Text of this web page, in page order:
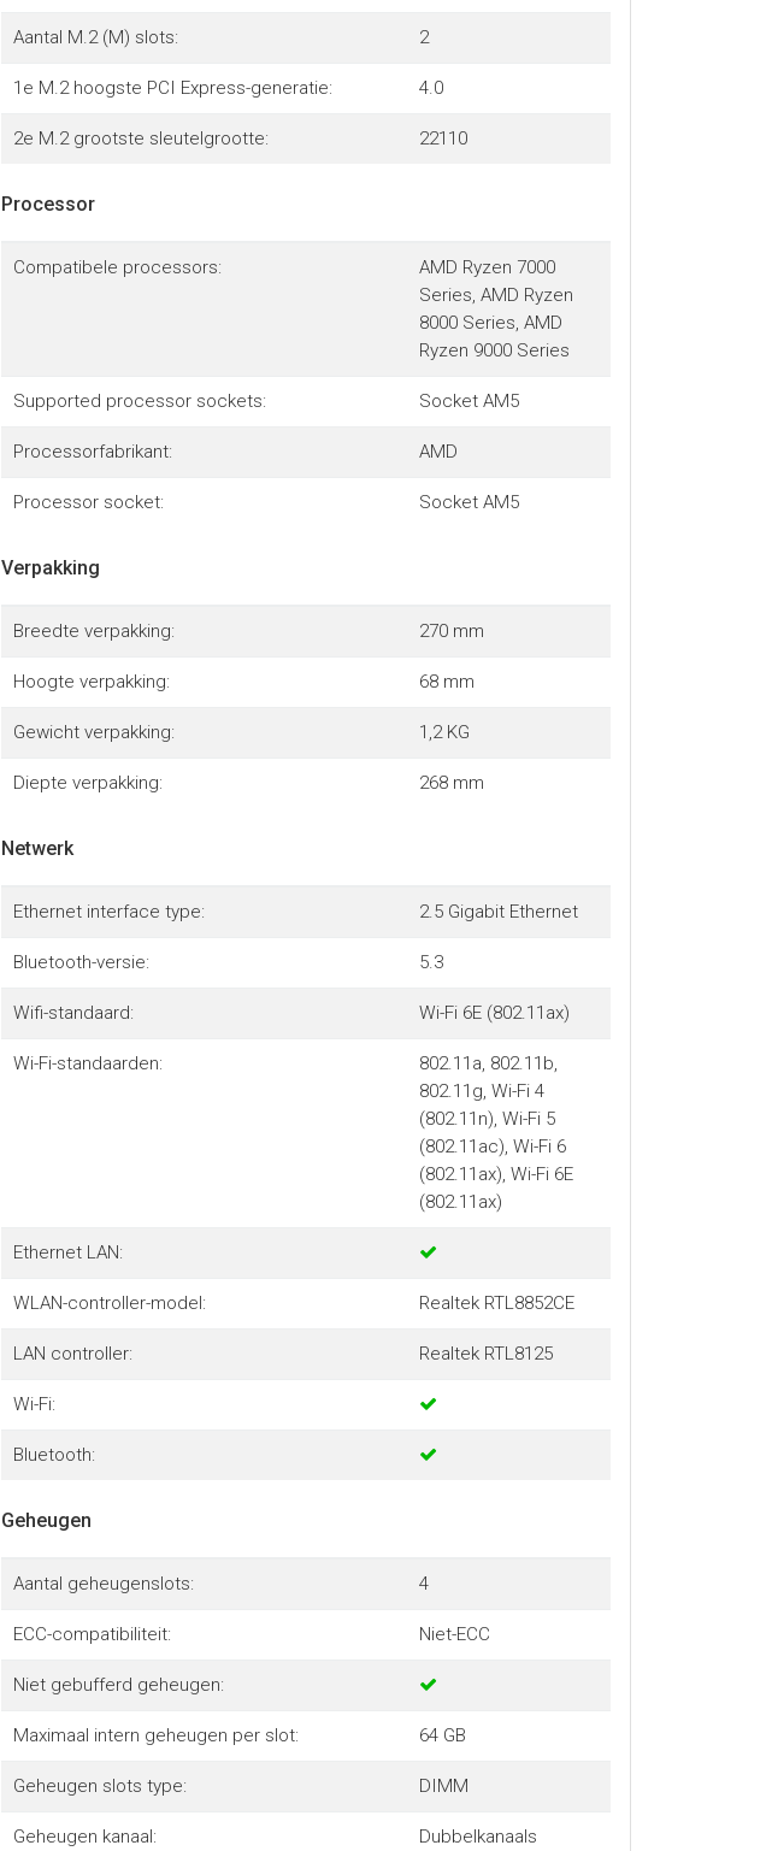
Aantal M.2 (M) slots: 2
1e M.2 hoogste PCI Express-generatie: 4.0
2e M.2 grootste sleutelgrootte: 22110
Processor
Compatibele processors:
AMD Ryzen 7000
Series, AMD Ryzen
8000 Series, AMD
Ryzen 9000 Series
Supported processor sockets: Socket AM5
Processorfabrikant: AMD
Processor socket: Socket AM5
Verpakking
Breedte verpakking: 270 mm
Hoogte verpakking: 68 mm
Gewicht verpakking: 1,2 KG
Diepte verpakking: 268 mm
Netwerk
Ethernet interface type: 2.5 Gigabit Ethernet
Bluetooth-versie: 5.3
Wifi-standaard: Wi-Fi 6E (802.11ax)
Wi-Fi-standaarden:
802.11a, 802.11b,
802.11g, Wi-Fi 4
(802.11n), Wi-Fi 5
(802.11ac), Wi-Fi 6
(802.11ax), Wi-Fi 6E
(802.11ax)
Ethernet LAN:
WLAN-controller-model: Realtek RTL8852CE
LAN controller: Realtek RTL8125
Wi-Fi:
Bluetooth:
Geheugen
Aantal geheugenslots: 4
ECC-compatibiliteit: Niet-ECC
Niet gebufferd geheugen:
Maximaal intern geheugen per slot: 64 GB
Geheugen slots type: DIMM
Geheugen kanaal: Dubbelkanaals